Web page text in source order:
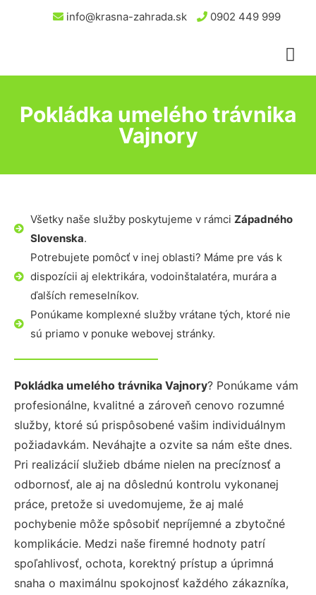
info@krasna-zahrada.sk 0902 449 999
Pokládka umelého trávnika
Vajnory
Všetky naše služby poskytujeme v rámci Západného
Slovenska.
Potrebujete pomôcť v inej oblasti? Máme pre vás k
dispozícii aj elektrikára, vodoinštalatéra, murára a
ďalších remeselníkov.
Ponúkame komplexné služby vrátane tých, ktoré nie
sú priamo v ponuke webovej stránky.
Pokládka umelého trávnika Vajnory? Ponúkame vám
profesionálne, kvalitné a zároveň cenovo rozumné
služby, ktoré sú prispôsobené vašim individuálnym
požiadavkám. Neváhajte a ozvite sa nám ešte dnes.
Pri realizácií služieb dbáme nielen na precíznosť a
odbornosť, ale aj na dôslednú kontrolu vykonanej
práce, pretože si uvedomujeme, že aj malé
pochybenie môže spôsobiť nepríjemné a zbytočné
komplikácie. Medzi naše firemné hodnoty patrí
spoľahlivosť, ochota, korektný prístup a úprimná
snaha o maximálnu spokojnosť každého zákazníka,